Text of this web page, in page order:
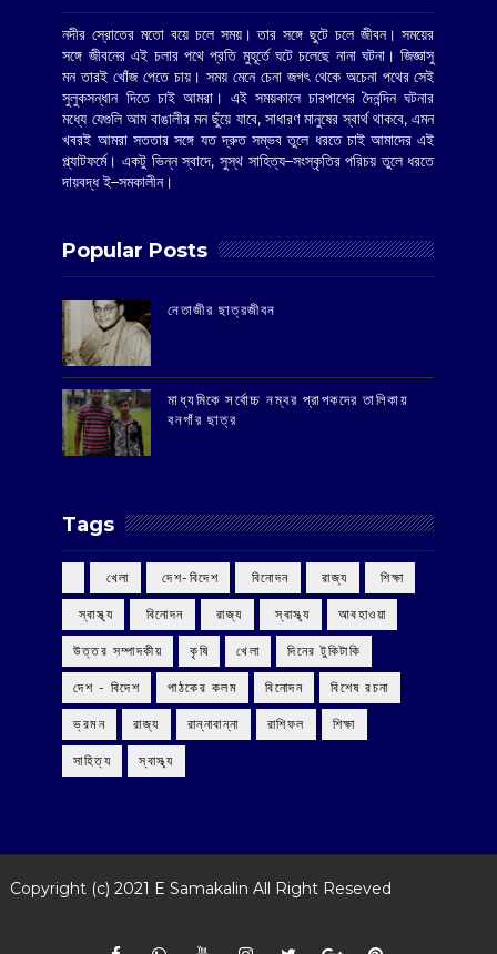
নদীর স্রোতের মতো বয়ে চলে সময়। তার সঙ্গে ছুটে চলে জীবন। সময়ের
সঙ্গে জীবনের এই চলার পথে প্রতি মুহূর্তে ঘটে চলেছে নানা ঘটনা। জিজ্ঞাসু
মন তারই খোঁজ পেতে চায়। সময় মেনে চেনা জগৎ থেকে অচেনা পথের সেই
সুলুকসন্ধান দিতে চাই আমরা। এই সময়কালে চারপাশের দৈনন্দিন ঘটনার
মধ্যে যেগুলি আম বাঙালীর মন ছুঁয়ে যাবে, সাধারণ মানুষের স্বার্থ থাকবে, এমন
খবরই আমরা সততার সঙ্গে যত দ্রুত সম্ভব তুলে ধরতে চাই আমাদের এই
প্ল্যাটফর্মে। একটু ভিন্ন স্বাদে, সুস্থ সাহিত্য–সংস্কৃতির পরিচয় তুলে ধরতে
দায়বদ্ধ ই–সমকালীন।
Popular Posts
‌নেতাজীর ছাত্রজীবন
মাধ্যমিকে সর্বোচ্চ নম্বর প্রাপকদের তালিকায়
বনগাঁর ছাত্র
Tags
‌ খেলা ‌ দেশ-বিদেশ ‌ বিনোদন ‌ রাজ্য ‌ শিক্ষা
‌ স্বাস্থ্য ‌ বিনোদন ‌ রাজ্য ‌ স্বাস্থ্য আবহাওয়া
উত্তর সম্পাদকীয় কৃষি খেলা দিনের টুকিটাকি
দেশ - বিদেশ পাঠকের কলম বিনোদন বিশেষ রচনা
ভ্রমন রাজ্য রান্নাবান্না রাশিফল শিক্ষা
সাহিত্য স্বাস্থ্য
Copyright (c) 2021 E Samakalin All Right Reseved